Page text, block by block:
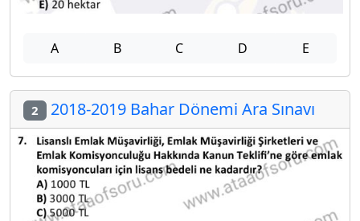
A B C D E
2 2018-2019 Bahar Dönemi Ara Sınavı